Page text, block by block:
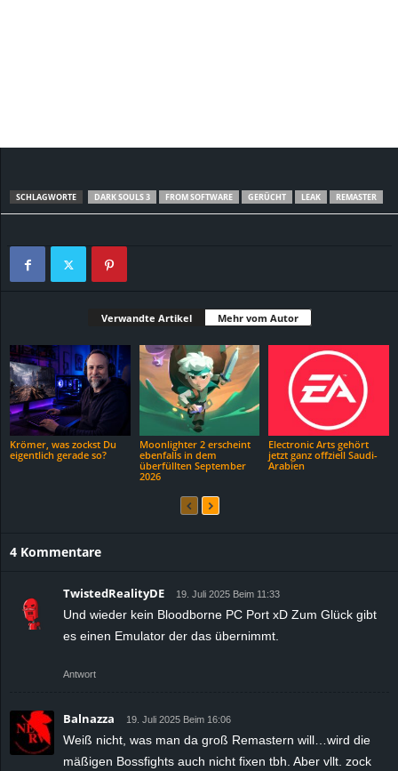
SCHLAGWORTE DARK SOULS 3 FROM SOFTWARE GERÜCHT LEAK REMASTER
Verwandte Artikel Mehr vom Autor
Krömer, was zockst Du
eigentlich gerade so?
Moonlighter 2 erscheint
ebenfalls in dem
überfüllten September
2026
Electronic Arts gehört
jetzt ganz offziell Saudi-
Arabien
4 Kommentare
TwistedRealityDE 19. Juli 2025 Beim 11:33
Und wieder kein Bloodborne PC Port xD Zum Glück gibt
es einen Emulator der das übernimmt.
Antwort
Balnazza 19. Juli 2025 Beim 16:06
Weiß nicht, was man da groß Remastern will…wird die
mäßigen Bossfights auch nicht fixen tbh. Aber vllt. zock